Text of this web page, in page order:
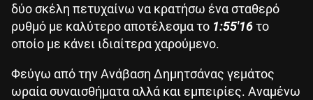
δύο σκέλη πετυχαίνω να κρατήσω ένα σταθερό
ρυθμό με καλύτερο αποτέλεσμα το 1:55'16το
οποίο με κάνει ιδιαίτερα χαρούμενο.
Φεύγω από την Ανάβαση Δημητσάνας γεμάτος
ωραία συναισθήματα αλλά και εμπειρίες. Αναμένω